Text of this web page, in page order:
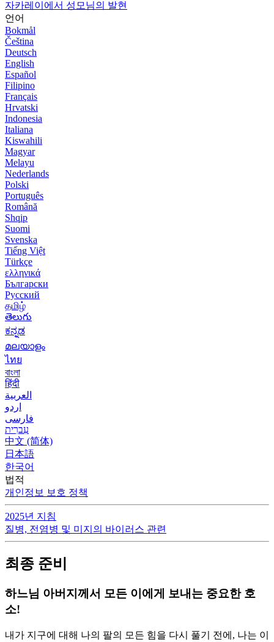
자카레이에서 성모님의 발현
언어
Bokmål
Čeština
Deutsch
English
Español
Filipino
Français
Hrvatski
Indonesia
Italiana
Kiswahili
Magyar
Melayu
Nederlands
Polski
Português
Română
Shqip
Suomi
Svenska
Tiếng Việt
Türkçe
ελληνικά
Български
Русский
தமிழ்
తెలుగు
ಕನ್ನಡ
മലയാളം
ไทย
বাংলা
हिंदी
العربية
اردو
فارسی
עִברִית
中文 (简体)
日本語
한국어
법적
개인정보 보호 정책
2025년 지침
질병, 전염병 및 미지의 바이러스 관련
최종 준비
하느님 아버지께서 모든 이에게 보내는 중요한 호
소!
내가 지구에 대해 나의 팔의 모든 힘을 다시 풀기 전에, 나는 이